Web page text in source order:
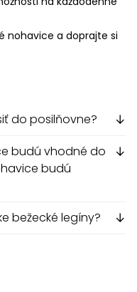
nohavice a doprajte si
do posilňovne? ↓
budú vhodné do
budú
↓
bežecké legíny? ↓